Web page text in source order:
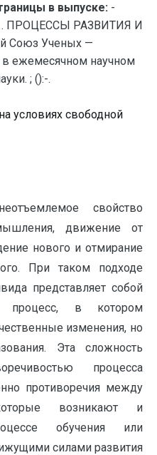
в выпуске: -
. ПРОЦЕССЫ РАЗВИТИЯ И
Союз Ученых —
в ежемесячном научном
; ():-.
условиях свободной
свойство
движение от
нового и отмирание
При таком подходе
представляет собой
процесс, в котором
изменения, но
Эта сложность
процесса
противоречия между
возникают и
обучения или
силами развития